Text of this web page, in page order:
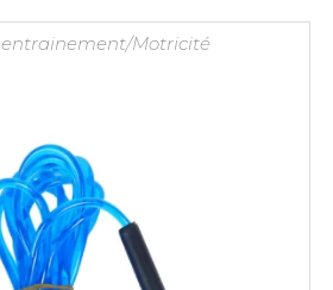
Motricité